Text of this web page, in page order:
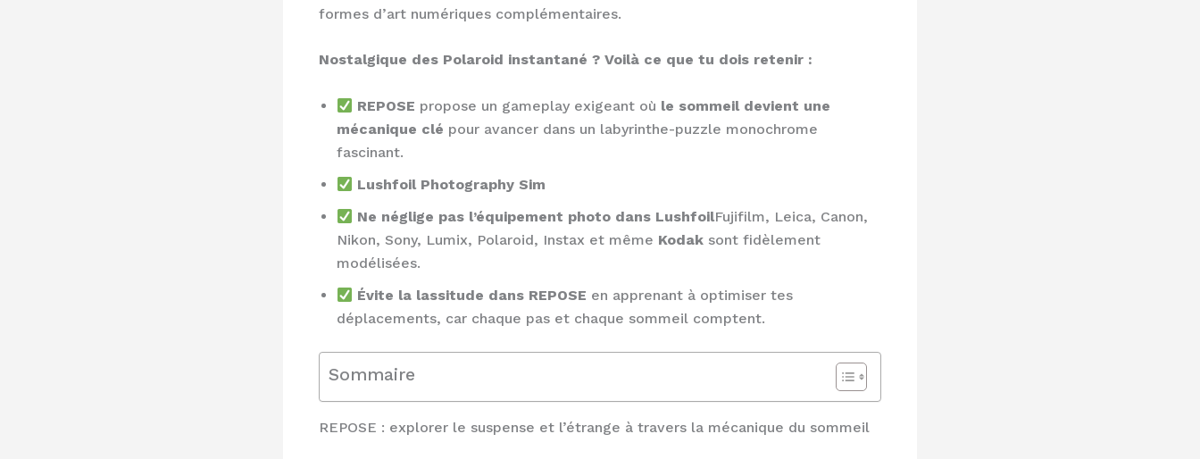
formes d’art numériques complémentaires.
Nostalgique des Polaroid instantané ? Voilà ce que tu dois retenir :
REPOSE propose un gameplay exigeant où le sommeil devient une
mécanique clé pour avancer dans un labyrinthe-puzzle monochrome
fascinant.
Lushfoil Photography Sim
Ne néglige pas l’équipement photo dans LushfoilFujifilm, Leica, Canon,
Nikon, Sony, Lumix, Polaroid, Instax et même Kodak sont fidèlement
modélisées.
Évite la lassitude dans REPOSE en apprenant à optimiser tes
déplacements, car chaque pas et chaque sommeil comptent.
Sommaire
REPOSE : explorer le suspense et l’étrange à travers la mécanique du sommeil